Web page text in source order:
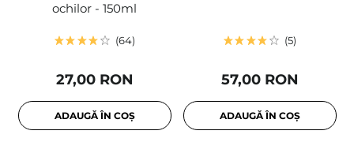
ochilor - 150ml
64
27,00 RON
ADAUGĂ ÎN COȘ
5
57,00 RON
ADAUGĂ ÎN COȘ